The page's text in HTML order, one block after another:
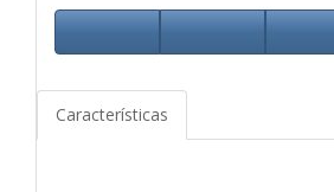
Características